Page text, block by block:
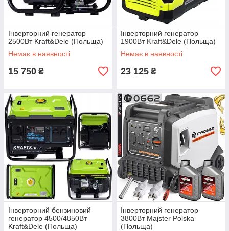
Інверторний генератор
2500Вт Kraft&Dele (Польща)
Немає в наявності
15 750 ₴
Інверторний генератор
1900Вт Kraft&Dele (Польща)
Немає в наявності
23 125 ₴
Інверторний бензиновий
генератор 4500/4850Вт
Kraft&Dele (Польща)
Інверторний генератор
3800Вт Majster Polska
(Польща)